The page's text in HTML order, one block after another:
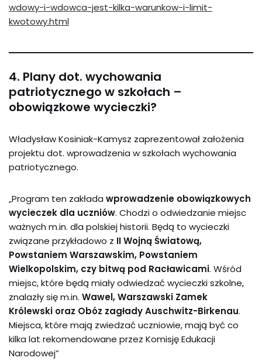
wdowy-i-wdowca-jest-kilka-warunkow-i-limit-
kwotowy.html
4. Plany dot. wychowania
patriotycznego w szkołach –
obowiązkowe wycieczki?
Władysław Kosiniak-Kamysz zaprezentował założenia
projektu dot. wprowadzenia w szkołach wychowania
patriotycznego.
„Program ten zakłada wprowadzenie obowiązkowych
wycieczek dla uczniów. Chodzi o odwiedzanie miejsc
ważnych m.in. dla polskiej historii. Będą to wycieczki
związane przykładowo z II Wojną Światową,
Powstaniem Warszawskim, Powstaniem
Wielkopolskim, czy bitwą pod Racławicami. Wśród
miejsc, które będą miały odwiedzać wycieczki szkolne,
znalazły się m.in. Wawel, Warszawski Zamek
Królewski oraz Obóz zagłady Auschwitz-Birkenau.
Miejsca, które mają zwiedzać uczniowie, mają być co
kilka lat rekomendowane przez Komisję Edukacji
Narodowej”